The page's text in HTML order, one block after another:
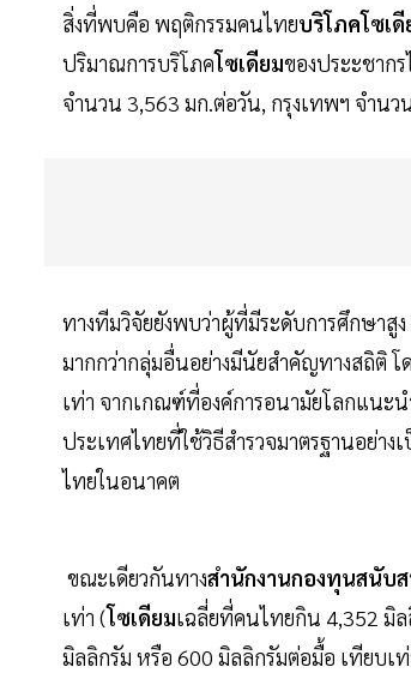
สิ่งที่พบคือ พฤติกรรมคนไทยบริโภคโซเดี
ปริมาณการบริโภคโซเดียมของประะชาก
จำนวน 3,563 มก.ต่อวัน, กรุงเทพฯ จำน
ทางทีมวิจัยยังพบว่าผู้ที่มีระดับการศึกษา
มากกว่ากลุ่มอื่นอย่างมีนัยสำคัญทางสถิติ
เท่า จากเกณฑ์ที่องค์การอนามัยโลกแนะ
ประเทศไทยที่ใช้วิธีสำรวจมาตรฐานอย่า
ไทยในอนาคต
ขณะเดียวกันทางสำนักงานกองทุนสนับ
เท่า (โซเดียมเฉลี่ยที่คนไทยกิน 4,352 มิ
มิลลิกรัม หรือ 600 มิลลิกรัมต่อมื้อ เทียบเ